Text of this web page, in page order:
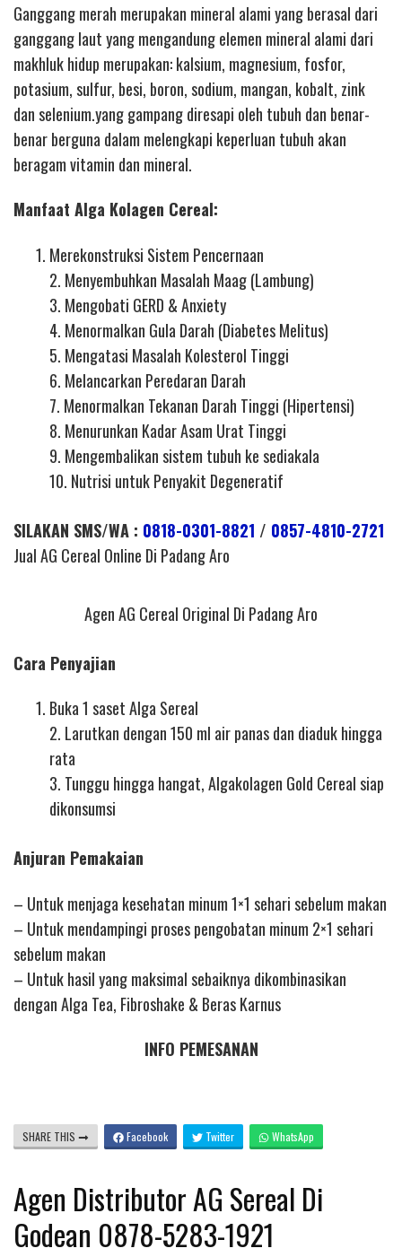
Ganggang merah merupakan mineral alami yang berasal dari
ganggang laut yang mengandung elemen mineral alami dari
makhluk hidup merupakan: kalsium, magnesium, fosfor,
potasium, sulfur, besi, boron, sodium, mangan, kobalt, zink
dan selenium.yang gampang diresapi oleh tubuh dan benar-
benar berguna dalam melengkapi keperluan tubuh akan
beragam vitamin dan mineral.
Manfaat Alga Kolagen Cereal:
Merekonstruksi Sistem Pencernaan
2. Menyembuhkan Masalah Maag (Lambung)
3. Mengobati GERD & Anxiety
4. Menormalkan Gula Darah (Diabetes Melitus)
5. Mengatasi Masalah Kolesterol Tinggi
6. Melancarkan Peredaran Darah
7. Menormalkan Tekanan Darah Tinggi (Hipertensi)
8. Menurunkan Kadar Asam Urat Tinggi
9. Mengembalikan sistem tubuh ke sediakala
10. Nutrisi untuk Penyakit Degeneratif
SILAKAN SMS/WA : 0818-0301-8821 / 0857-4810-2721
Jual AG Cereal Online Di Padang Aro
Agen AG Cereal Original Di Padang Aro
Cara Penyajian
Buka 1 saset Alga Sereal
2. Larutkan dengan 150 ml air panas dan diaduk hingga
rata
3. Tunggu hingga hangat, Algakolagen Gold Cereal siap
dikonsumsi
Anjuran Pemakaian
– Untuk menjaga kesehatan minum 1×1 sehari sebelum makan
– Untuk mendampingi proses pengobatan minum 2×1 sehari
sebelum makan
– Untuk hasil yang maksimal sebaiknya dikombinasikan
dengan Alga Tea, Fibroshake & Beras Karnus
INFO PEMESANAN
SHARE THIS Facebook Twitter WhatsApp
Agen Distributor AG Sereal Di
Godean 0878-5283-1921